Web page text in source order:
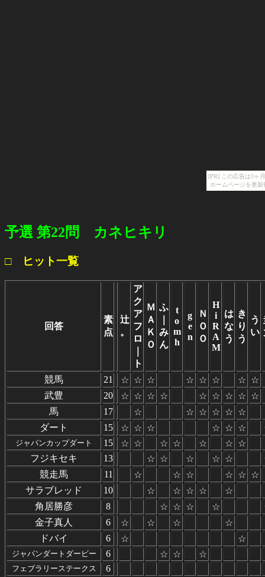
[PR] この広告は3ヶ
ホームページを更
予選 第22問 カネヒキリ
□ ヒット一覧
回答
素
点
辻
。
ア
ク
ア
フ
ロ
ト
Ｍ
Ａ
Ｋ
Ｏ
ふ
み
ん
t
o
m
h
g
e
n
Ｎ
Ｏ
Ｏ
H
i
R
A
M
は
な
う
き
り
う
う
い
競馬 21 ☆ ☆ ☆ ☆ ☆ ☆ ☆ ☆
武豊
20 ☆ ☆ ☆ ☆ ☆ ☆ ☆ ☆ ☆
馬
17 ☆ ☆ ☆ ☆ ☆ ☆
ダート
15 ☆ ☆ ☆ ☆ ☆ ☆
ジャパンカップダート 15 ☆ ☆ ☆ ☆ ☆ ☆ ☆
フジキセキ
13 ☆ ☆ ☆ ☆ ☆
競走馬
11 ☆ ☆ ☆ ☆ ☆ ☆
サラブレッド
10 ☆ ☆ ☆ ☆
☆
角居勝彦
8 ☆ ☆ ☆ ☆
金子真人
6 ☆ ☆ ☆
☆
ドバイ
6 ☆ ☆
ジャパンダートダービー 6 ☆ ☆ ☆
フェブラリーステークス 6